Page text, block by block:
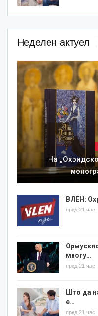
Неделен актуел
На
ВЛЕН:
пред 21 час
многу…
пред 21 час
Што да
е…
пред 21 час